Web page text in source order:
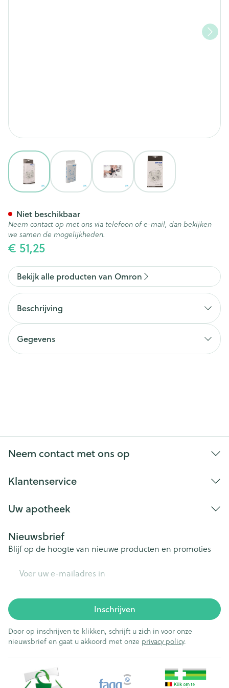
View larger imageView larger imageView larger imageView larger image
€ 51,25
Niet beschikbaar
Neem contact op met ons via telefoon of e-mail, dan bekijken
we samen de mogelijkheden.
Bekijk alle producten van Omron
Beschrijving
Gegevens
Neem contact met ons op
Klantenservice
Uw apotheek
Nieuwsbrief
Blijf op de hoogte van nieuwe producten en promoties
Inschrijven
Door op inschrijven te klikken, schrijft u zich in voor onze
nieuwsbrief en gaat u akkoord met onze privacy policy.